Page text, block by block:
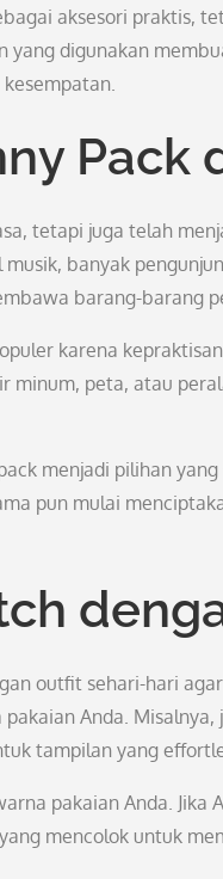
aksesori praktis,
yang digunakan
Pack
tetapi juga telah
banyak
barang-barang
karena
minum, peta, atau
menjadi pilihan
pun mulai
outfit sehari-hari
Anda.
tampilan yang
pakaian Anda.
mencolok untuk